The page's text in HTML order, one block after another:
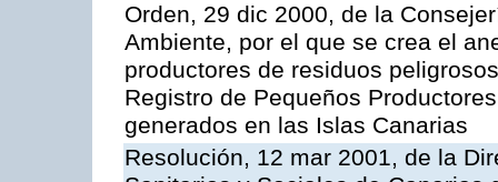
Orden, 29 dic 2000, de la
Ambiente, por el que se crea el
productores de residuos
Registro de Pequeños
generados en las Islas Canarias
Resolución, 12 mar 2001, de la